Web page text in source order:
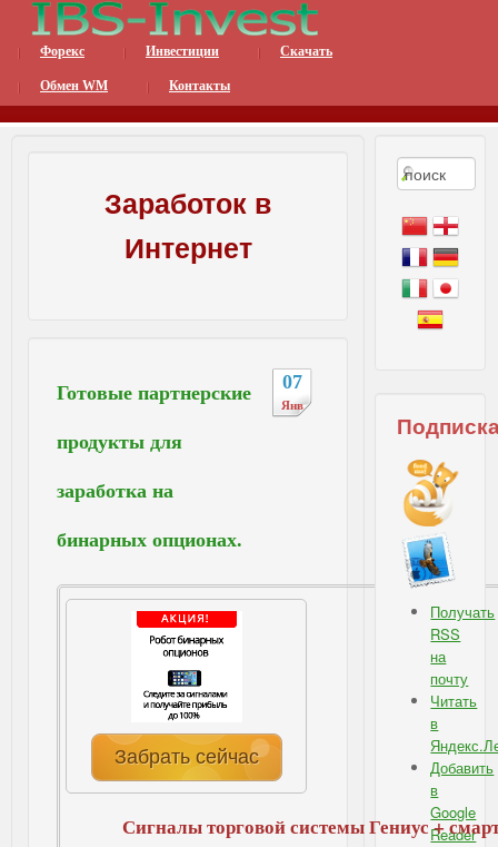
Форекс Инвестиции Скачать
Обмен WM Контакты
Интернет Бизнес
Заработок в
Интернет
07
Янв
Готовые партнерские
продукты для
заработка на
бинарных опционах.
Забрать сейчас
Сигналы торговой системы Гениус +
Получать
RSS
на
почту
Читать
в
Добавить
в
Google
Reader